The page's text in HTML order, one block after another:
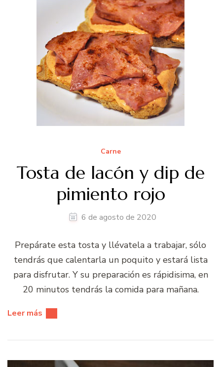
Carne
Tosta de lacón y dip de
pimiento rojo
6 de agosto de 2020
Prepárate esta tosta y llévatela a trabajar, sólo
tendrás que calentarla un poquito y estará lista
para disfrutar. Y su preparación es rápidisima, en
20 minutos tendrás la comida para mañana.
Leer más